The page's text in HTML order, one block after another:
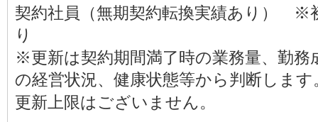
契約社員（無期契約転換実績あり） ※
り
※更新は契約期間満了時の業務量、勤務
の経営状況、健康状態等から判断します
更新上限はございません。